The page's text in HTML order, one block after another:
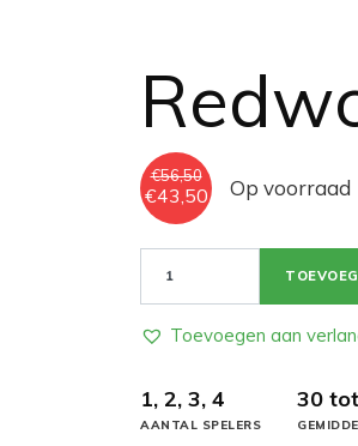
€56,50
Oorspronkelijke
prijs
was:
€56,50.
€43,50
Huidige
prijs
is:
€43,50.
Op voorraad
aantal
Toevoegen aan
1, 2, 3, 4
AANTAL SPELERS
30